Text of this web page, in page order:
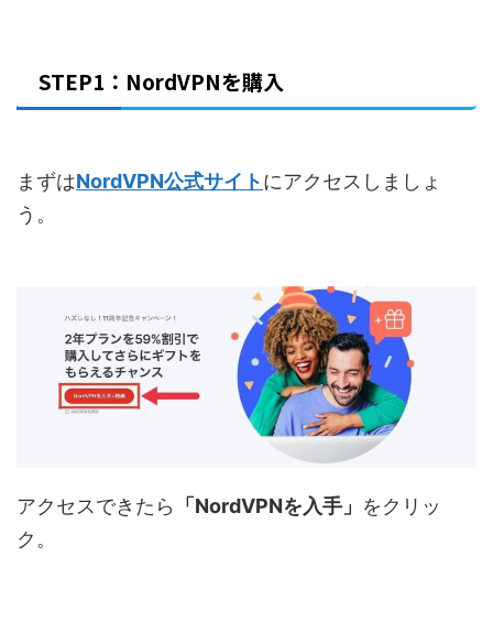
STEP1：NordVPNを購入
まずはNordVPN公式サイトにアクセスしましょ
う。
アクセスできたら 「NordVPNを入手」 をクリッ
ク。